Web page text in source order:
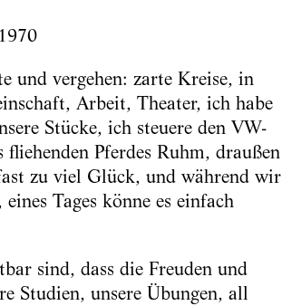
und vergehen: zarte Kreise, in
Arbeit, Theater, ich habe
Stücke, ich steuere den VW-
Pferdes Ruhm, draußen
zu viel Glück, und während wir
Tages könne es einfach
sind, dass die Freuden und
Studien, unsere Übungen, all